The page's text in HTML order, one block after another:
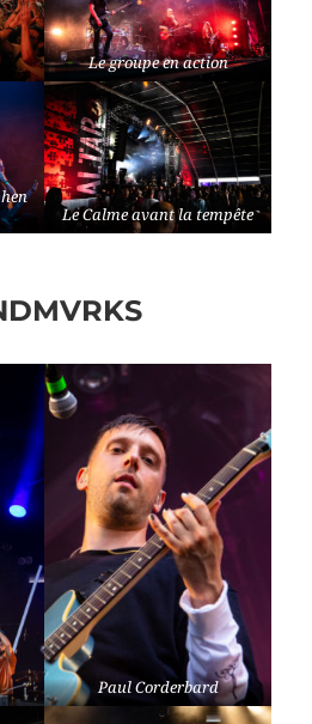
Le groupe en action
Le Calme avant la tempête
Paul Corderbard